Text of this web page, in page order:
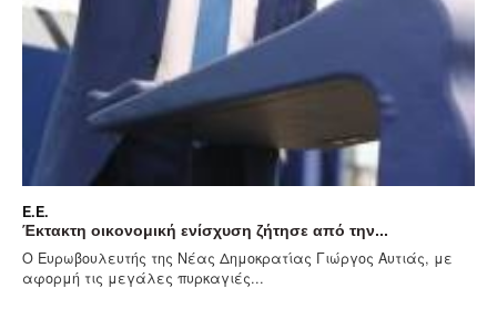
οικονομική ενίσχυση ζήτησε από την...
Ευρωβουλευτής της Νέας Δημοκρατίας Γιώργος Αυτιάς, με
τις μεγάλες πυρκαγιές...